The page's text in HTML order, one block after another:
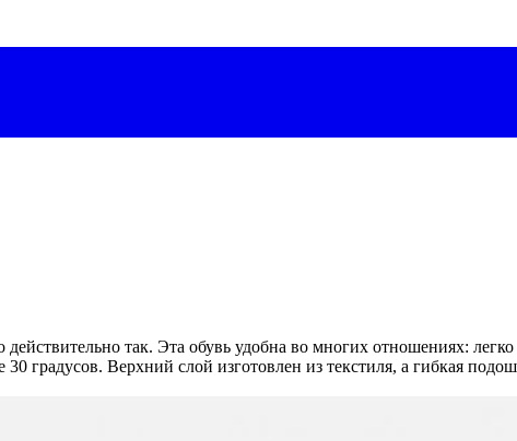
так. Эта обувь удобна во многих отношениях: легко
градусов. Верхний слой изготовлен из текстиля, а гибкая